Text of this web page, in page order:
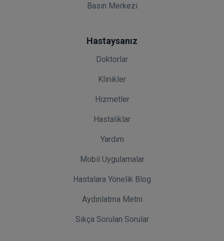
Basın Merkezi
Hastaysanız
Doktorlar
Klinikler
Hizmetler
Hastaliklar
Yardım
Mobil Uygulamalar
Hastalara Yönelik Blog
Aydınlatma Metni
Sıkça Sorulan Sorular